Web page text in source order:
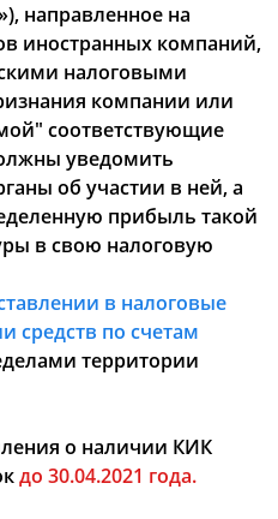
направленное на
иностранных компаний,
налоговыми
компании или
соответствующие
уведомить
об участии в ней, а
прибыль такой
в свою налоговую
в налоговые
средств по счетам
территории
о наличии КИК
до 30.04.2021 года.